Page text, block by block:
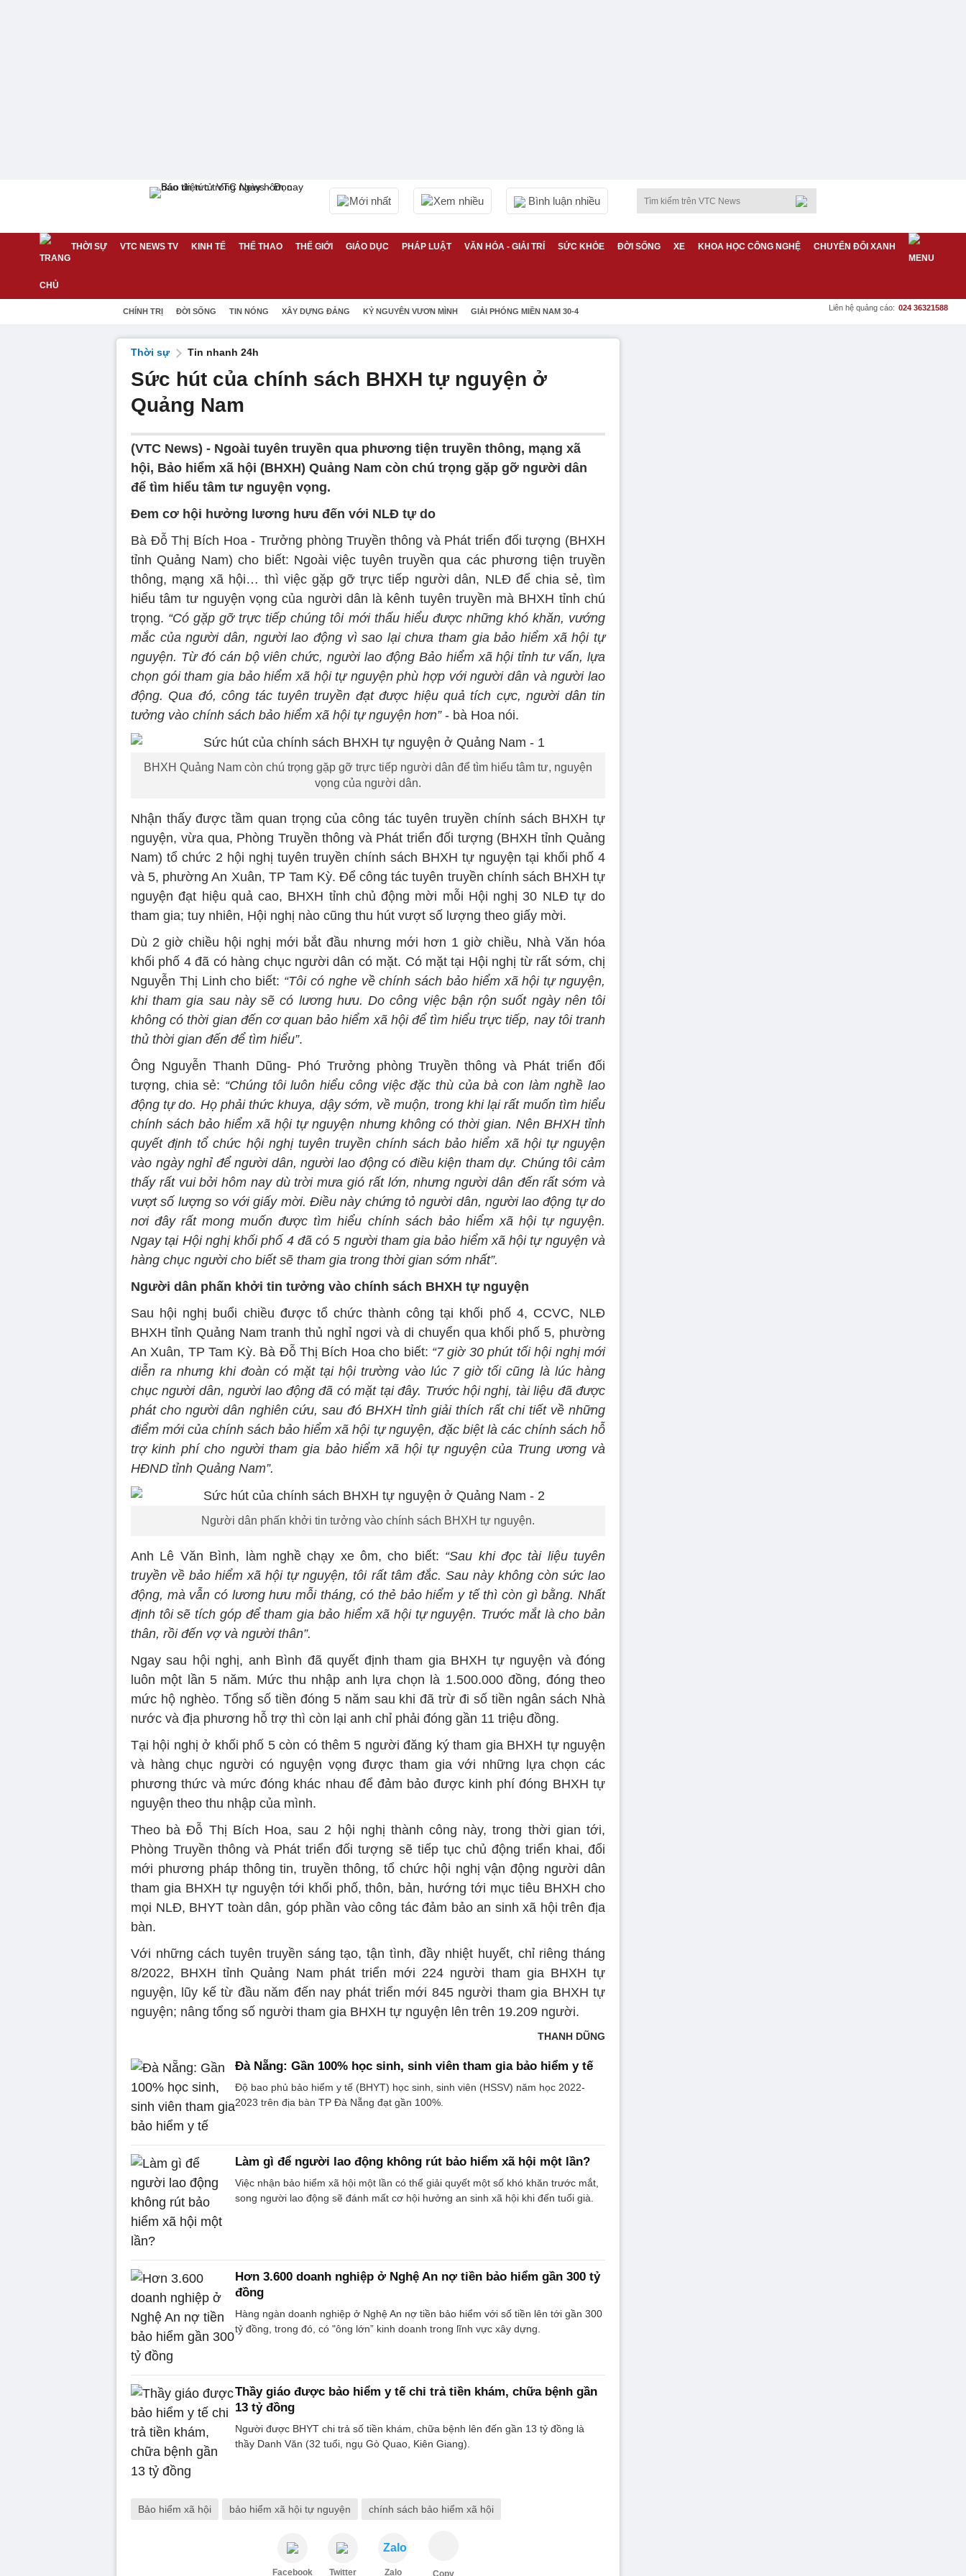
Mới nhất Xem nhiều Bình luận nhiều
THỜI SỰ VTC NEWS TV KINH TẾ THỂ THAO THẾ GIỚI GIÁO DỤC PHÁP LUẬT VĂN HÓA - GIẢI TRÍ SỨC KHỎE ĐỜI SỐNG XE KHOA HỌC CÔNG NGHỆ CHUYỂN ĐỔI XANH
CHÍNH TRỊ ĐỜI SỐNG TIN NÓNG XÂY DỰNG ĐẢNG KỶ NGUYÊN VƯƠN MÌNH GIẢI PHÓNG MIỀN NAM 30-4 Liên hệ quảng cáo: 024 36321588
Thời sự Tin nhanh 24h
Sức hút của chính sách BHXH tự nguyện ở
Quảng Nam
(VTC News) - Ngoài tuyên truyền qua phương tiện truyền thông, mạng xã
hội, Bảo hiểm xã hội (BHXH) Quảng Nam còn chú trọng gặp gỡ người dân
để tìm hiểu tâm tư nguyện vọng.
Đem cơ hội hưởng lương hưu đến với NLĐ tự do
Bà Đỗ Thị Bích Hoa - Trưởng phòng Truyền thông và Phát triển đối tượng (BHXH
tỉnh Quảng Nam) cho biết: Ngoài việc tuyên truyền qua các phương tiện truyền
thông, mạng xã hội… thì việc gặp gỡ trực tiếp người dân, NLĐ để chia sẻ, tìm
hiểu tâm tư nguyện vọng của người dân là kênh tuyên truyền mà BHXH tỉnh chú
trọng. “Có gặp gỡ trực tiếp chúng tôi mới thấu hiểu được những khó khăn, vướng
mắc của người dân, người lao động vì sao lại chưa tham gia bảo hiểm xã hội tự
nguyện. Từ đó cán bộ viên chức, người lao động Bảo hiểm xã hội tỉnh tư vấn, lựa
chọn gói tham gia bảo hiểm xã hội tự nguyện phù hợp với người dân và người lao
động. Qua đó, công tác tuyên truyền đạt được hiệu quả tích cực, người dân tin
tưởng vào chính sách bảo hiểm xã hội tự nguyện hơn”- bà Hoa nói.
BHXH Quảng Nam còn chú trọng gặp gỡ trực tiếp người dân để tìm hiểu tâm tư, nguyện
vọng của người dân.
Nhận thấy được tầm quan trọng của công tác tuyên truyền chính sách BHXH tự
nguyện, vừa qua, Phòng Truyền thông và Phát triển đối tượng (BHXH tỉnh Quảng
Nam) tổ chức 2 hội nghị tuyên truyền chính sách BHXH tự nguyện tại khối phố 4
và 5, phường An Xuân, TP Tam Kỳ. Để công tác tuyên truyền chính sách BHXH tự
nguyện đạt hiệu quả cao, BHXH tỉnh chủ động mời mỗi Hội nghị 30 NLĐ tự do
tham gia; tuy nhiên, Hội nghị nào cũng thu hút vượt số lượng theo giấy mời.
Dù 2 giờ chiều hội nghị mới bắt đầu nhưng mới hơn 1 giờ chiều, Nhà Văn hóa
khối phố 4 đã có hàng chục người dân có mặt. Có mặt tại Hội nghị từ rất sớm, chị
Nguyễn Thị Linh cho biết: “Tôi có nghe về chính sách bảo hiểm xã hội tự nguyện,
khi tham gia sau này sẽ có lương hưu. Do công việc bận rộn suốt ngày nên tôi
không có thời gian đến cơ quan bảo hiểm xã hội để tìm hiểu trực tiếp, nay tôi tranh
thủ thời gian đến để tìm hiểu”.
Ông Nguyễn Thanh Dũng- Phó Trưởng phòng Truyền thông và Phát triển đối
tượng, chia sẻ: “Chúng tôi luôn hiểu công việc đặc thù của bà con làm nghề lao
động tự do. Họ phải thức khuya, dậy sớm, về muộn, trong khi lại rất muốn tìm hiểu
chính sách bảo hiểm xã hội tự nguyện nhưng không có thời gian. Nên BHXH tỉnh
quyết định tổ chức hội nghị tuyên truyền chính sách bảo hiểm xã hội tự nguyện
vào ngày nghỉ để người dân, người lao động có điều kiện tham dự. Chúng tôi cảm
thấy rất vui bởi hôm nay dù trời mưa gió rất lớn, nhưng người dân đến rất sớm và
vượt số lượng so với giấy mời. Điều này chứng tỏ người dân, người lao động tự do
nơi đây rất mong muốn được tìm hiểu chính sách bảo hiểm xã hội tự nguyện.
Ngay tại Hội nghị khối phố 4 đã có 5 người tham gia bảo hiểm xã hội tự nguyện và
hàng chục người cho biết sẽ tham gia trong thời gian sớm nhất”.
Người dân phấn khởi tin tưởng vào chính sách BHXH tự nguyện
Sau hội nghị buổi chiều được tổ chức thành công tại khối phố 4, CCVC, NLĐ
BHXH tỉnh Quảng Nam tranh thủ nghỉ ngơi và di chuyển qua khối phố 5, phường
An Xuân, TP Tam Kỳ. Bà Đỗ Thị Bích Hoa cho biết: “7 giờ 30 phút tối hội nghị mới
diễn ra nhưng khi đoàn có mặt tại hội trường vào lúc 7 giờ tối cũng là lúc hàng
chục người dân, người lao động đã có mặt tại đây. Trước hội nghị, tài liệu đã được
phát cho người dân nghiên cứu, sau đó BHXH tỉnh giải thích rất chi tiết về những
điểm mới của chính sách bảo hiểm xã hội tự nguyện, đặc biệt là các chính sách hỗ
trợ kinh phí cho người tham gia bảo hiểm xã hội tự nguyện của Trung ương và
HĐND tỉnh Quảng Nam”.
Người dân phấn khởi tin tưởng vào chính sách BHXH tự nguyện.
Anh Lê Văn Bình, làm nghề chạy xe ôm, cho biết: “Sau khi đọc tài liệu tuyên
truyền về bảo hiểm xã hội tự nguyện, tôi rất tâm đắc. Sau này không còn sức lao
động, mà vẫn có lương hưu mỗi tháng, có thẻ bảo hiểm y tế thì còn gì bằng. Nhất
định tôi sẽ tích góp để tham gia bảo hiểm xã hội tự nguyện. Trước mắt là cho bản
thân, rồi đến vợ và người thân”.
Ngay sau hội nghị, anh Bình đã quyết định tham gia BHXH tự nguyện và đóng
luôn một lần 5 năm. Mức thu nhập anh lựa chọn là 1.500.000 đồng, đóng theo
mức hộ nghèo. Tổng số tiền đóng 5 năm sau khi đã trừ đi số tiền ngân sách Nhà
nước và địa phương hỗ trợ thì còn lại anh chỉ phải đóng gần 11 triệu đồng.
Tại hội nghị ở khối phố 5 còn có thêm 5 người đăng ký tham gia BHXH tự nguyện
và hàng chục người có nguyện vọng được tham gia với những lựa chọn các
phương thức và mức đóng khác nhau để đảm bảo được kinh phí đóng BHXH tự
nguyện theo thu nhập của mình.
Theo bà Đỗ Thị Bích Hoa, sau 2 hội nghị thành công này, trong thời gian tới,
Phòng Truyền thông và Phát triển đối tượng sẽ tiếp tục chủ động triển khai, đổi
mới phương pháp thông tin, truyền thông, tổ chức hội nghị vận động người dân
tham gia BHXH tự nguyện tới khối phố, thôn, bản, hướng tới mục tiêu BHXH cho
mọi NLĐ, BHYT toàn dân, góp phần vào công tác đảm bảo an sinh xã hội trên địa
bàn.
Với những cách tuyên truyền sáng tạo, tận tình, đầy nhiệt huyết, chỉ riêng tháng
8/2022, BHXH tỉnh Quảng Nam phát triển mới 224 người tham gia BHXH tự
nguyện, lũy kế từ đầu năm đến nay phát triển mới 845 người tham gia BHXH tự
nguyện; nâng tổng số người tham gia BHXH tự nguyện lên trên 19.209 người.
THANH DŨNG
Đà Nẵng: Gần 100% học sinh, sinh viên tham gia bảo hiểm y tế
Độ bao phủ bảo hiểm y tế (BHYT) học sinh, sinh viên (HSSV) năm học 2022-
2023 trên địa bàn TP Đà Nẵng đạt gần 100%.
Làm gì để người lao động không rút bảo hiểm xã hội một lần?
Việc nhận bảo hiểm xã hội một lần có thể giải quyết một số khó khăn trước mắt,
song người lao động sẽ đánh mất cơ hội hưởng an sinh xã hội khi đến tuổi già.
Hơn 3.600 doanh nghiệp ở Nghệ An nợ tiền bảo hiểm gần 300 tỷ
đồng
Hàng ngàn doanh nghiệp ở Nghệ An nợ tiền bảo hiểm với số tiền lên tới gần 300
tỷ đồng, trong đó, có "ông lớn” kinh doanh trong lĩnh vực xây dựng.
Thầy giáo được bảo hiểm y tế chi trả tiền khám, chữa bệnh gần
13 tỷ đồng
Người được BHYT chi trả số tiền khám, chữa bệnh lên đến gần 13 tỷ đồng là
thầy Danh Văn (32 tuổi, ngụ Gò Quao, Kiên Giang).
Bảo hiểm xã hội bảo hiểm xã hội tự nguyện chính sách bảo hiểm xã hội
Facebook Twitter
Zalo
Zalo Copy